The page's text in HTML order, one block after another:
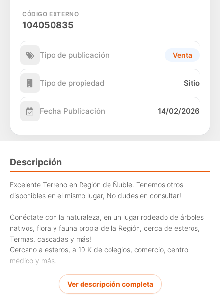
CÓDIGO EXTERNO
104050835
Tipo de publicación Venta
Tipo de propiedad Sitio
Fecha Publicación 14/02/2026
Descripción
Excelente Terreno en Región de Ñuble. Tenemos otros
disponibles en el mismo lugar, No dudes en consultar!
Conéctate con la naturaleza, en un lugar rodeado de árboles
nativos, flora y fauna propia de la Región, cerca de esteros,
Termas, cascadas y más!
Cercano a esteros, a 10 K de colegios, comercio, centro
médico y más.
Consulta más antecedentes por interno. Atendemos los 365
días del año sin excepción. Atención corredores HACEMOS
Ver descripción completa